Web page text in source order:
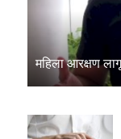
महिला आरक्षण